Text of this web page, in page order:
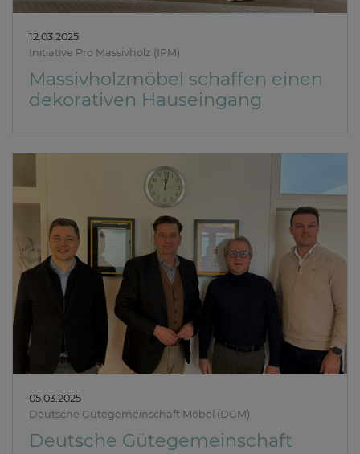
12.03.2025
Initiative Pro Massivholz (IPM)
Massivholzmöbel schaffen einen
dekorativen Hauseingang
05.03.2025
Deutsche Gütegemeinschaft Möbel (DGM)
Deutsche Gütegemeinschaft